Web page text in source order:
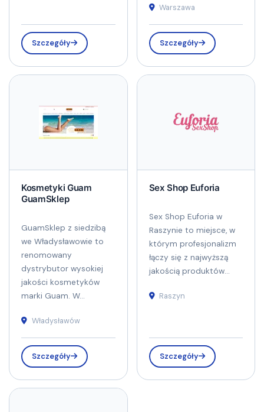
Szczegóły
Warszawa
Szczegóły
Kosmetyki Guam
GuamSklep
GuamSklep z siedzibą
we Władysławowie to
renomowany
dystrybutor wysokiej
jakości kosmetyków
marki Guam. W...
Władysławów
Szczegóły
Sex Shop Euforia
Sex Shop Euforia w
Raszynie to miejsce, w
którym profesjonalizm
łączy się z najwyższą
jakością produktów...
Raszyn
Szczegóły